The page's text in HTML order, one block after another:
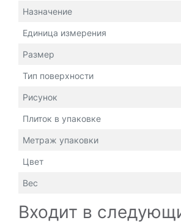
Назначение
Единица измерения
Размер
Тип поверхности
Рисунок
Плиток в упаковке
Метраж упаковки
Цвет
Вес
Входит в